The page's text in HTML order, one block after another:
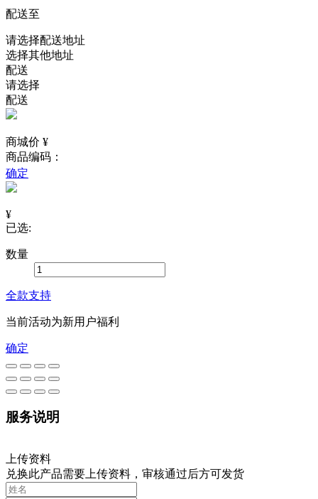
配送至
请选择配送地址
选择其他地址
配送
请选择
配送
商城价 ¥
商品编码：
确定
¥
已选:
数量
全款支持
当前活动为新用户福利
确定
服务说明
上传资料
兑换此产品需要上传资料，审核通过后方可发货